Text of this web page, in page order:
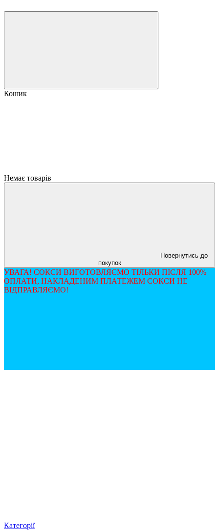
Кошик
Немає товарів
Повернутись до
покупок
УВАГА! СОКСИ ВИГОТОВЛЯЄМО ТІЛЬКИ ПІСЛЯ 100%
ОПЛАТИ, НАКЛАДЕНИМ ПЛАТЕЖЕМ СОКСИ НЕ
ВІДПРАВЛЯЄМО!
Категорії